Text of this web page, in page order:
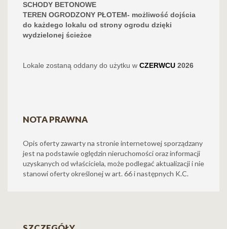
SCHODY BETONOWE
TEREN OGRODZONY PŁOTEM- możliwość dojścia
do każdego lokalu od strony ogrodu dzięki
wydzielonej ścieżce
Lokale zostaną oddany do użytku w CZERWCU 2026
NOTA PRAWNA
Opis oferty zawarty na stronie internetowej sporządzany
jest na podstawie oględzin nieruchomości oraz informacji
uzyskanych od właściciela, może podlegać aktualizacji i nie
stanowi oferty określonej w art. 66 i następnych K.C.